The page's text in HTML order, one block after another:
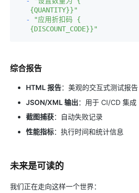
   {QUANTITY}}"
-
"应用折扣码 {
   {DISCOUNT_CODE}}"
综合报告
HTML 报告：美观的交互式测试报告
JSON/XML 输出：用于 CI/CD 集成
截图捕获：自动失败记录
性能指标：执行时间和统计信息
未来是可读的
我们正在走向这样一个世界：